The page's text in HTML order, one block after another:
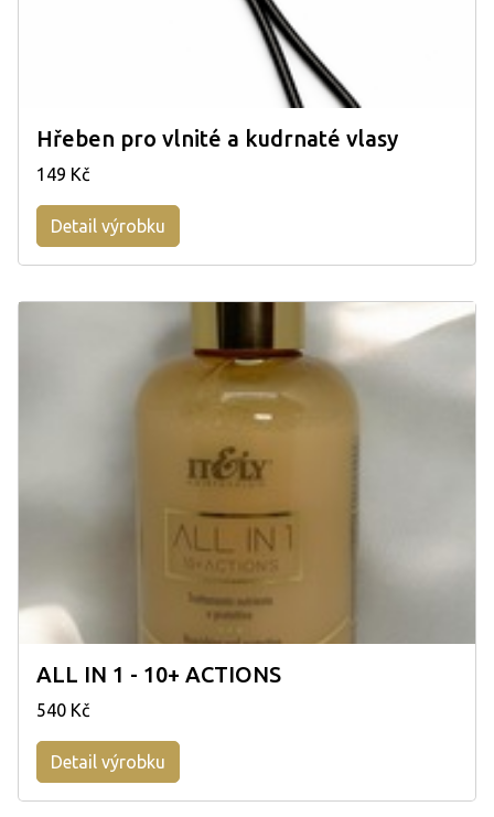
Hřeben pro vlnité a kudrnaté vlasy
149 Kč
Detail výrobku
ALL IN 1 - 10+ ACTIONS
540 Kč
Detail výrobku